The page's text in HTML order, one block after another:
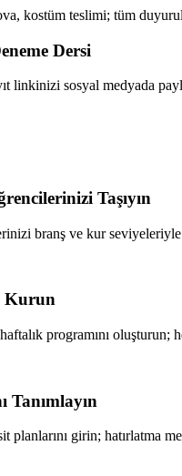
kostüm teslimi; tüm
Dersi
linkinizi sosyal medyada
Taşıyın
branş ve kur
Kurun
programını oluşturun;
Tanımlayın
planlarını girin; hatırlatma